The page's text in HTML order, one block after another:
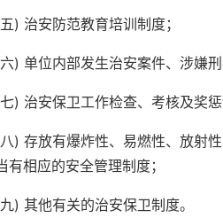
) 治安防范教育培训制度；
) 单位内部发生治安案件、涉嫌
) 治安保卫工作检查、考核及奖惩
) 存放有爆炸性、易燃性、放射
有相应的安全管理制度；
) 其他有关的治安保卫制度。